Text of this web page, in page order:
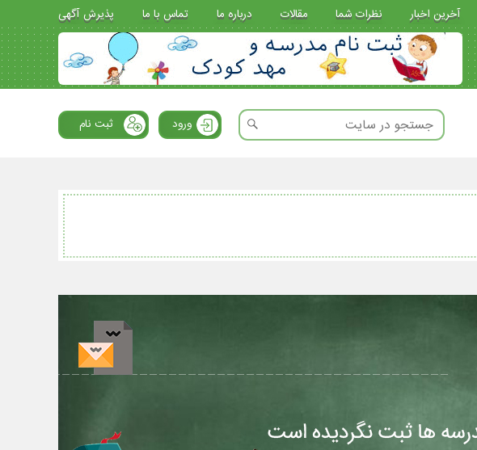
آخرین اخبار نظرات شما مقالات درباره ما تماس با ما پذیرش آگهی
ورود ثبت نام